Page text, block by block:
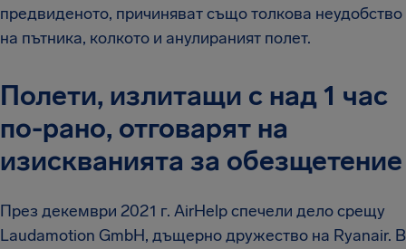
предвиденото, причиняват също толкова неудобство
на пътника, колкото и анулираният полет.
Полети, излитащи с над 1 час
по-рано, отговарят на
изискванията за обезщетение
През декември 2021 г. AirHelp спечели дело срещу
Laudamotion GmbH, дъщерно дружество на Ryanair. В